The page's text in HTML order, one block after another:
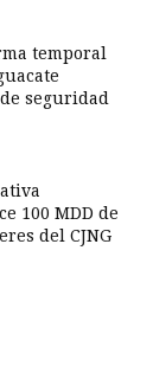
temporal
seguridad
100 MDD de
del CJNG